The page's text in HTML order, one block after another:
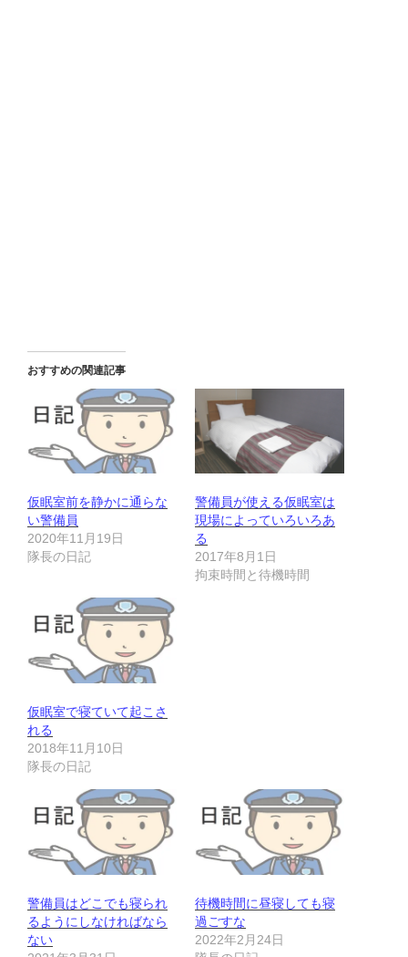
おすすめの関連記事
仮眠室前を静かに通らな
い警備員
2020年11月19日
隊長の日記
警備員が使える仮眠室は
現場によっていろいろあ
る
2017年8月1日
拘束時間と待機時間
仮眠室で寝ていて起こさ
れる
2018年11月10日
隊長の日記
警備員はどこでも寝られ
るようにしなければなら
ない
待機時間に昼寝しても寝
過ごすな
2022年2月24日